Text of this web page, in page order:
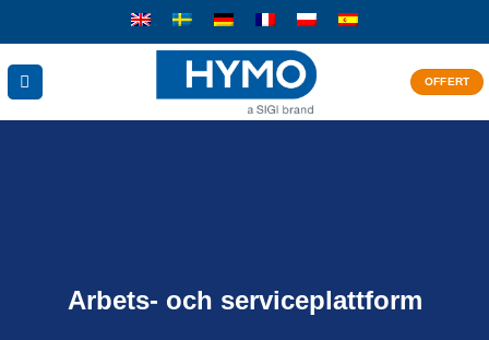
to
content
OFFERT
Arbets- och serviceplattform